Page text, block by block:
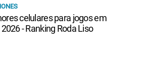
celulares para jogos em
- Ranking Roda Liso